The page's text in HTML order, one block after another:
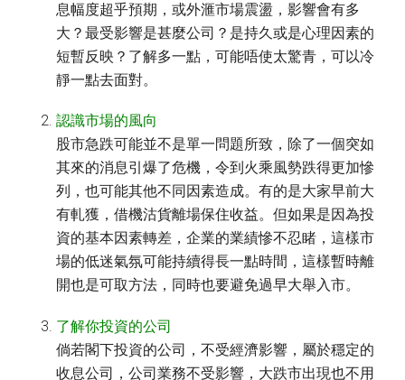
息幅度超乎預期，或外滙市場震盪，影響會有多
大？最受影響是甚麼公司？是持久或是心理因素的
短暫反映？了解多一點，可能唔使太驚青，可以冷
靜一點去面對。
認識市場的風向
股市急跌可能並不是單一問題所致，除了一個突如
其來的消息引爆了危機，令到火乘風勢跌得更加慘
列，也可能其他不同因素造成。有的是大家早前大
有軋獲，借機沽貨離場保住收益。但如果是因為投
資的基本因素轉差，企業的業績慘不忍睹，這樣市
場的低迷氣氛可能持續得長一點時間，這樣暫時離
開也是可取方法，同時也要避免過早大舉入市。
了解你投資的公司
倘若閣下投資的公司，不受經濟影響，屬於穩定的
收息公司，公司業務不受影響，大跌市出現也不用